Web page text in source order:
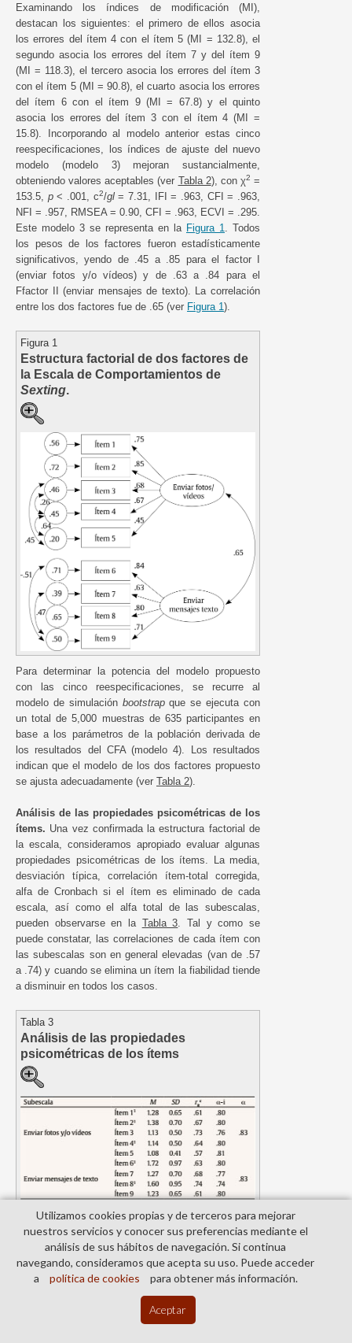
Examinando los índices de modificación (MI),
destacan los siguientes: el primero de ellos asocia
los errores del ítem 4 con el ítem 5 (MI = 132.8), el
segundo asocia los errores del ítem 7 y del ítem 9
(MI = 118.3), el tercero asocia los errores del ítem 3
con el ítem 5 (MI = 90.8), el cuarto asocia los errores
del ítem 6 con el ítem 9 (MI = 67.8) y el quinto
asocia los errores del ítem 3 con el ítem 4 (MI =
15.8). Incorporando al modelo anterior estas cinco
reespecificaciones, los índices de ajuste del nuevo
modelo (modelo 3) mejoran sustancialmente,
obteniendo valores aceptables (ver Tabla 2), con χ2 =
153.5, p< .001, c2/gl= 7.31, IFI = .963, CFI = .963,
NFI = .957, RMSEA = 0.90, CFI = .963, ECVI = .295.
Este modelo 3 se representa en la Figura 1
. Todos
los pesos de los factores fueron estadísticamente
significativos, yendo de .45 a .85 para el factor I
(enviar fotos y/o vídeos) y de .63 a .84 para el
Ffactor II (enviar mensajes de texto). La correlación
entre los dos factores fue de .65 (ver Figura 1 ).
Figura 1
Estructura factorial de dos factores de
la Escala de Comportamientos de
Sexting.
Para determinar la potencia del modelo propuesto
con las cinco reespecificaciones, se recurre al
modelo de simulación bootstrapque se ejecuta con
un total de 5,000 muestras de 635 participantes en
base a los parámetros de la población derivada de
los resultados del CFA (modelo 4). Los resultados
indican que el modelo de los dos factores propuesto
se ajusta adecuadamente (ver Tabla 2).
Análisis de las propiedades psicométricas de los
ítems. Una vez confirmada la estructura factorial de
la escala, consideramos apropiado evaluar algunas
propiedades psicométricas de los ítems. La media,
desviación típica, correlación ítem-total corregida,
alfa de Cronbach si el ítem es eliminado de cada
escala, así como el alfa total de las subescalas,
pueden observarse en la Tabla 3. Tal y como se
puede constatar, las correlaciones de cada ítem con
las subescalas son en general elevadas (van de .57
a .74) y cuando se elimina un ítem la fiabilidad tiende
a disminuir en todos los casos.
Tabla 3
Análisis de las propiedades
psicométricas de los ítems
c
ítem-total corregido; α-ítem = alfa si se elimina el ítem.
originales (Weisskirch y Delevi, 2011).
Indicadores de validez de criterio. Las
correlaciones entre las dos subescalas de
fotos o vídeos de sí mismos correlaciona de forma
positiva y elevada con enviar mensajes de texto (
Utilizamos cookies propias y de terceros para mejorar
nuestros servicios y conocer sus preferencias mediante el
análisis de sus hábitos de navegación. Si continua
navegando, consideramos que acepta su uso. Puede acceder
a
política de cookies para obtener más información.
Aceptar